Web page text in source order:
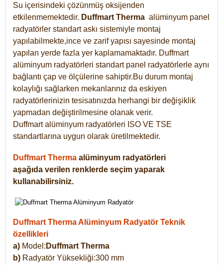
Su içerisindeki çözünmüş oksijenden
etkilenmemektedir. Duffmart Therma alüminyum panel
radyatörler standart askı sistemiyle montaj
yapılabilmekte,ince ve zarif yapısı sayesinde montaj
yapılan yerde fazla yer kaplamamaktadır. Duffmart
alüminyum radyatörleri standart panel radyatörlerle aynı
bağlantı çap ve ölçülerine sahiptir.Bu durum montaj
kolaylığı sağlarken mekanlarınız da eskiyen
radyatörlerinizin tesisatınızda herhangi bir değişiklik
yapmadan değiştirilmesine olanak verir.
Duffmart alüminyum radyatörleri ISO VE TSE
standartlarına uygun olarak üretilmektedir.
Duffmart Therma alüminyum radyatörleri
aşağıda verilen renklerde seçim yaparak
kullanabilirsiniz.
Duffmart Therma Alüminyum Radyatör Teknik
özellikleri
a) Model: Duffmart Therma
b) Radyatör Yüksekliği:300 mm